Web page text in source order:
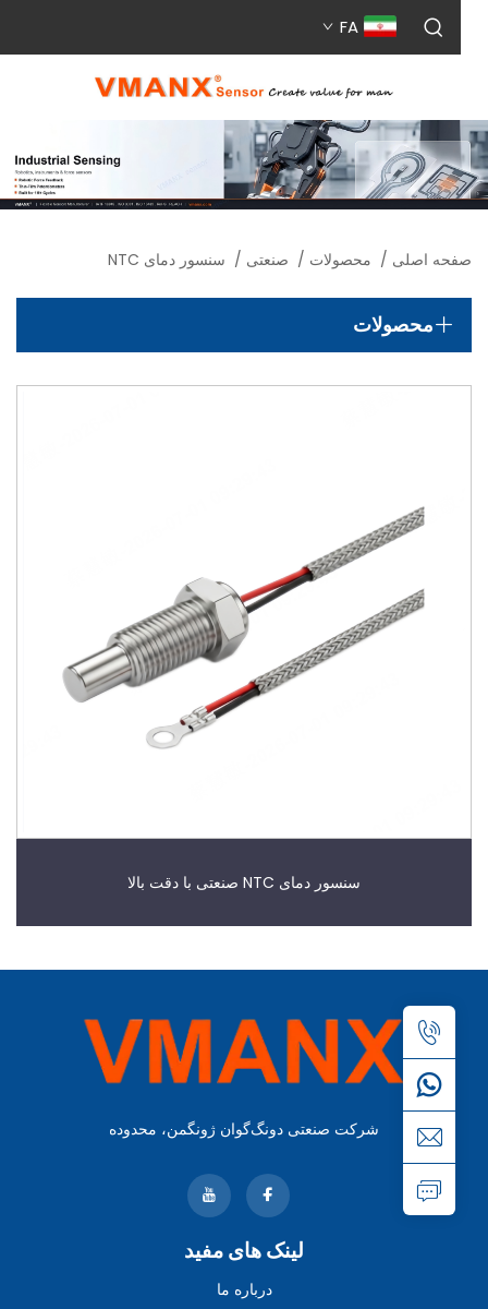
FA
اصلی/ محصولات/صنعتی/ سنسور دمای NTC
محصولات
سنسور دمای NTC صنعتی با دقت بالا
شرکت صنعتی دونگ‌گوان ژونگمن، محدوده
لینک های مفید
درباره ما